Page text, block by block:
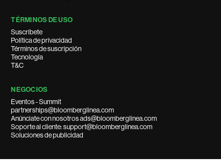
TÉRMINOS DE USO
Suscríbete
Política de privacidad
Términos de suscripción
Tecnología
T&C
NEGOCIOS
Eventos - Summit
partnerships@bloomberglinea.com
Anúnciate con nosotros ads@bloomberglinea.com
Soporte al cliente: support@bloomberglinea.com
Soluciones de publicidad